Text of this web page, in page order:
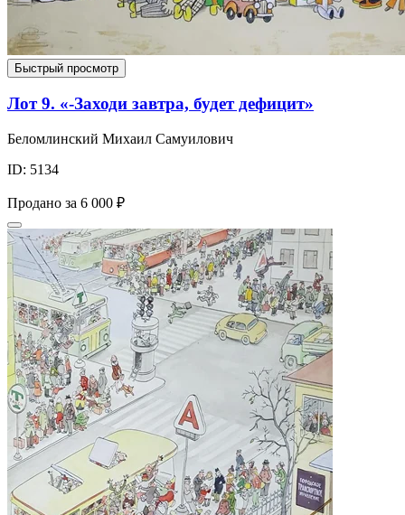
Быстрый просмотр
Лот 9. «-Заходи завтра, будет дефицит»
Беломлинский Михаил Самуилович
ID: 5134
Продано за 6 000 ₽